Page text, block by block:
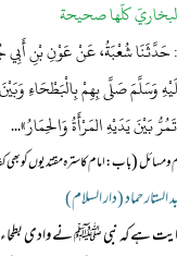
كلّها صحيحة
حَدَّثَنَا شُعْبَةُ، عَنْ عَوْنِ بْنِ
وَسَلَّمَ صَلَّى بِهِمْ بِالْبَطْحَاءِ
بَيْنَ يَدَيْهِ المَرْأَةُ وَالحِمَارُ»...
و مسائل(باب: امام کا سترہ مقتدیوں کو
ہے کہ نبی ﷺ نے وادی بطحاء